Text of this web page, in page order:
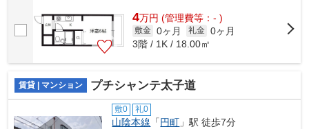
4万円 (管理費等：- )
敷金 0ヶ月 礼金 0ヶ月
3階 / 1K / 18.00㎡
賃貸 | マンション プチシャンテ太子道
敷0 礼0
山陰本線 「円町 」駅 徒歩7分